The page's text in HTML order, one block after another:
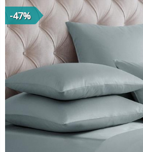
-47%